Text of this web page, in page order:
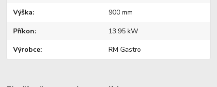
Výška 900 mm
Příkon 13,95 kW
Výrobce RM Gastro